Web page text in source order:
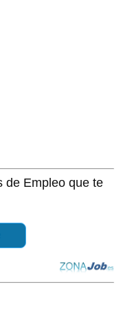
de Empleo que te